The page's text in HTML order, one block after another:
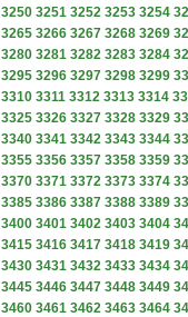
3250 3251 3252 3253 3254
3265 3266 3267 3268 3269
3280 3281 3282 3283 3284
3295 3296 3297 3298 3299
3310 3311 3312 3313 3314
3325 3326 3327 3328 3329
3340 3341 3342 3343 3344
3355 3356 3357 3358 3359
3370 3371 3372 3373 3374
3385 3386 3387 3388 3389
3400 3401 3402 3403 3404
3415 3416 3417 3418 3419
3430 3431 3432 3433 3434
3445 3446 3447 3448 3449
3460 3461 3462 3463 3464